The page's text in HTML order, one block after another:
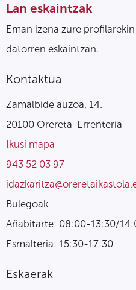
Lan eskaintzak
Eman izena zure
datorren eskaintzan.
Kontaktua
Zamalbide auzoa, 14.
20100 Orereta-Errenteria
Ikusi mapa
943 52 03 97
Bulegoak
Añabitarte: 08:00-13:30/
Esmalteria: 15:30-17:30
Eskaerak